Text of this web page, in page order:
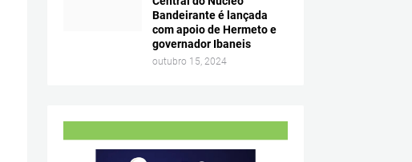
Bandeirante é lançada
com apoio de Hermeto e
governador Ibaneis
outubro 15, 2024